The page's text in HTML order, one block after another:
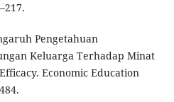
Pengetahuan
Keluarga Terhadap Minat
Economic Education